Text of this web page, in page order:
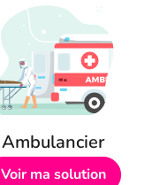
Ambulancier
Voir ma solution